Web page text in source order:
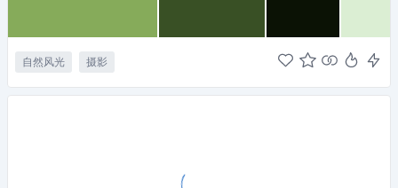
自然风光 摄影